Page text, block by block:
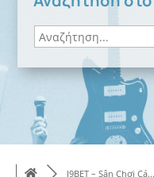
I9BET – Sân Chơi Cá...